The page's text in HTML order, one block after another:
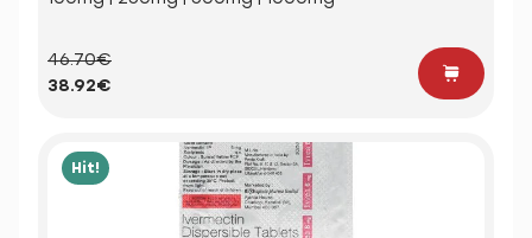
46.70€
38.92€
Hit!